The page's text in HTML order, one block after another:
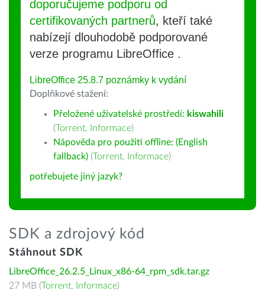
doporučujeme podporu od
certifikovaných partnerů, kteří také
nabízejí dlouhodobě podporované
verze programu LibreOffice .
LibreOffice 25.8.7 poznámky k vydání
Doplňkové stažení:
Přeložené uživatelské prostředí: kiswahili
(Torrent, Informace)
Nápověda pro použití offline: (English
fallback) (Torrent, Informace)
potřebujete jiný jazyk?
SDK a zdrojový kód
Stáhnout SDK
LibreOffice_26.2.5_Linux_x86-64_rpm_sdk.tar.gz
27 MB (Torrent, Informace)